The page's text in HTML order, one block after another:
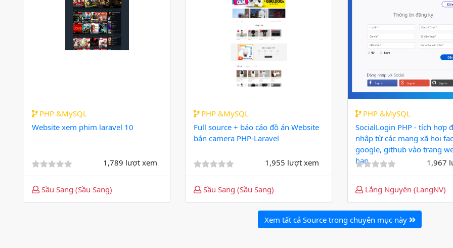
PHP &MySQL
Website xem phim laravel 10
1,789 lượt xem
Sầu Sang (Sầu Sang)
PHP &MySQL
Full source + báo cáo đồ án Website
bán camera PHP-Laravel
1,955 lượt xem
Sầu Sang (Sầu Sang)
PHP &MySQL
SocialLogin PHP - tích hợp
nhập từ các mạng xã họi
google, github vào trang
bạn
1,967
Lắng Nguyễn (LangNV)
Xem tất cả Source trong chuyên mục này